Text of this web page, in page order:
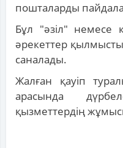
пошталарды
Бұл "әзіл" немесе
әрекеттер
саналады.
Жалған қауіп
арасында
қызметтердің